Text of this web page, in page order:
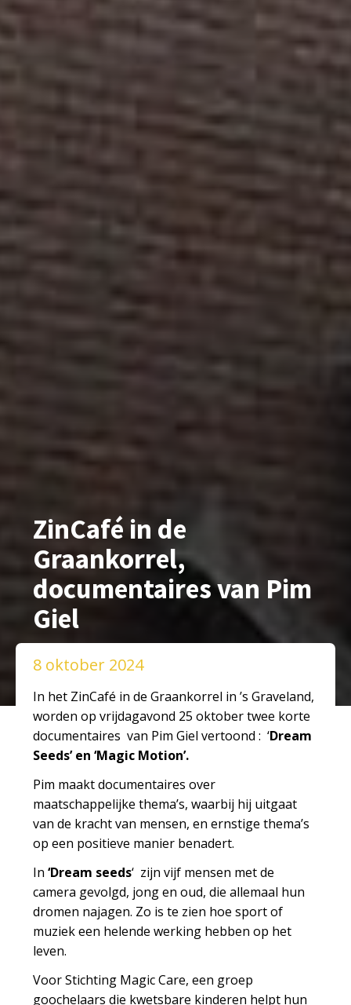
ZinCafé in de
Graankorrel,
documentaires van Pim
Giel
8 oktober 2024
In het ZinCafé in de Graankorrel in ’s Graveland,
worden op vrijdagavond 25 oktober twee korte
documentaires van Pim Giel vertoond : ‘Dream
Seeds’ en ‘Magic Motion’.
Pim maakt documentaires over
maatschappelijke thema’s, waarbij hij uitgaat
van de kracht van mensen, en ernstige thema’s
op een positieve manier benadert.
In‘Dream seeds‘ zijn vijf mensen met de
camera gevolgd, jong en oud, die allemaal hun
dromen najagen. Zo is te zien hoe sport of
muziek een helende werking hebben op het
leven.
Voor Stichting Magic Care, een groep
goochelaars die kwetsbare kinderen helpt hun